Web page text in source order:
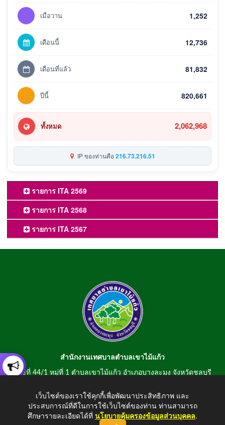
เมื่อวาน 1,252
เดือนนี้ 12,736
เดือนที่แล้ว 81,832
ปีนี้ 820,661
ทั้งหมด 2,062,968
IP ของท่านคือ216.73.216.51
รายการ ITA 2569
รายการ ITA 2568
รายการ ITA 2567
สำนักงานเทศบาลตำบลเขาไม้แก้ว
เลขที่ 44/1 หมู่ที่ 1 ตำบลเขาไม้แก้ว อำเภอบางละมุง จังหวัดชลบุรี
สอบถามข้อมูลโทรศัพท์/โทรสาร 0-3807-2634-5
E-mail : saraban@khaomaikaew.go.th
เว็บไซต์ของเราใช้คุกกี้เพื่อพัฒนาประสิทธิภาพ และ
ประสบการณ์ที่ดีในการใช้เว็บไซต์ของท่าน ท่านสามารถ
ศึกษารายละเอียดได้ที่ นโยบายคุ้มครองข้อมูลส่วนบุคคล.